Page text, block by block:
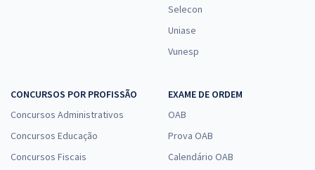
Selecon
Uniase
Vunesp
CONCURSOS POR PROFISSÃO
Concursos Administrativos
Concursos Educação
Concursos Fiscais
EXAME DE ORDEM
OAB
Prova OAB
Calendário OAB